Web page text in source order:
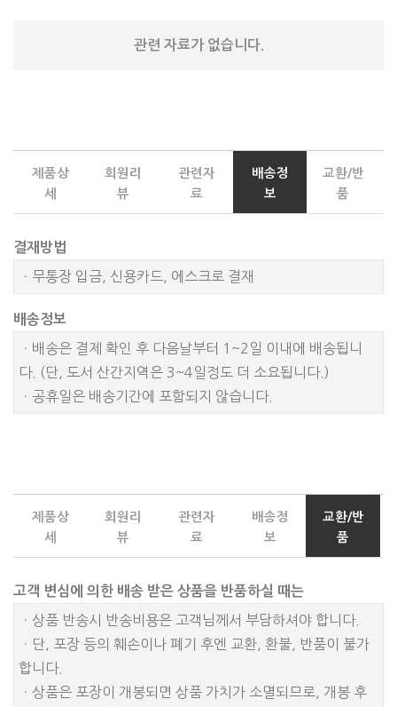
관련 자료가 없습니다.
제품상
세
회원리
뷰
관련자
료
배송정
보
교환/반
품
결재방법
ㆍ무통장 입금, 신용카드, 에스크로 결재
배송정보
ㆍ배송은 결제 확인 후 다음날부터 1~2일 이내에 배송됩니
다. (단, 도서 산간지역은 3~4일정도 더 소요됩니다.)
ㆍ공휴일은 배송기간에 포함되지 않습니다.
제품상
세
회원리
뷰
관련자
료
배송정
보
교환/반
품
고객 변심에 의한 배송 받은 상품을 반품하실 때는
ㆍ상품 반송시 반송비용은 고객님께서 부담하셔야 합니다.
ㆍ단, 포장 등의 훼손이나 폐기 후엔 교환, 환불, 반품이 불가
합니다.
ㆍ상품은 포장이 개봉되면 상품 가치가 소멸되므로, 개봉 후